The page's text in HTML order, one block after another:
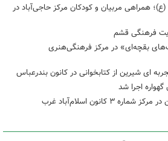
(ع)؛ همراهی مربیان و کودکان مرکز حاجی‌آباد در
فرهنگی قشم
بقچه‌ای» در مرکز فرهنگی‌هنری
ای شیرین از کتابخوانی در کانون بندرعباس
اجرا شد
۳ کانون اسلام‌آباد غرب